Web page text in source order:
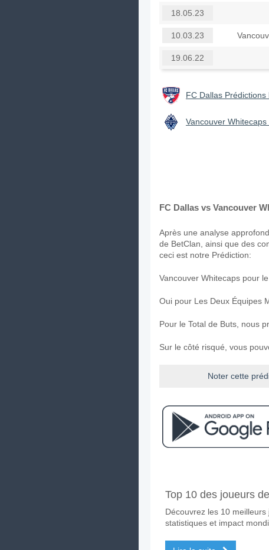
18.05.23
10.03.23
19.06.22
FC Dallas Prédictions
Vancouver
FC Dallas vs Vancouver
Après une analyse
de BetClan, ainsi que des
ceci est notre Prédiction:
Vancouver Whitecaps pour
Oui pour Les Deux Équipes
Pour le Total de Buts, nous
Sur le côté risqué, vous
Noter cette
Le match entre FC Dallas v
Quelle est l'équipe
Top 10 des joueurs
Découvrez les 10
statistiques et impact